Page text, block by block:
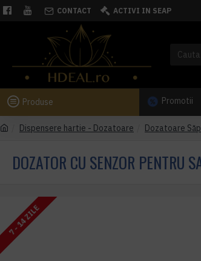
CONTACT ACTIVI IN SEAP
Produse Promotii
Dispensere hartie - Dozatoare Dozatoare
DOZATOR CU SENZOR
7 - 14 ZILE